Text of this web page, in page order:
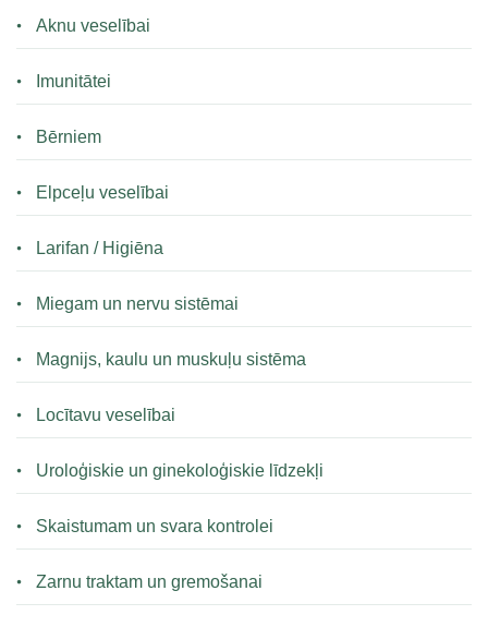
Aknu veselībai
Imunitātei
Bērniem
Elpceļu veselībai
Larifan / Higiēna
Miegam un nervu sistēmai
Magnijs, kaulu un muskuļu sistēma
Locītavu veselībai
Uroloģiskie un ginekoloģiskie līdzekļi
Skaistumam un svara kontrolei
Zarnu traktam un gremošanai